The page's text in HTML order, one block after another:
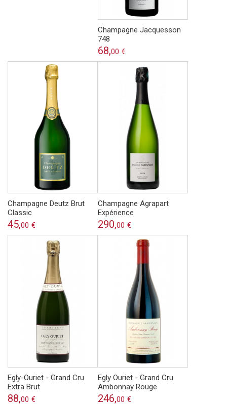
Champagne Jacquesson
748
68,00 €
Champagne Deutz Brut
Classic
45,00 €
Champagne Agrapart
Expérience
290,00 €
Egly-Ouriet - Grand Cru
Extra Brut
88,00 €
Egly Ouriet - Grand Cru
Ambonnay Rouge
246,00 €